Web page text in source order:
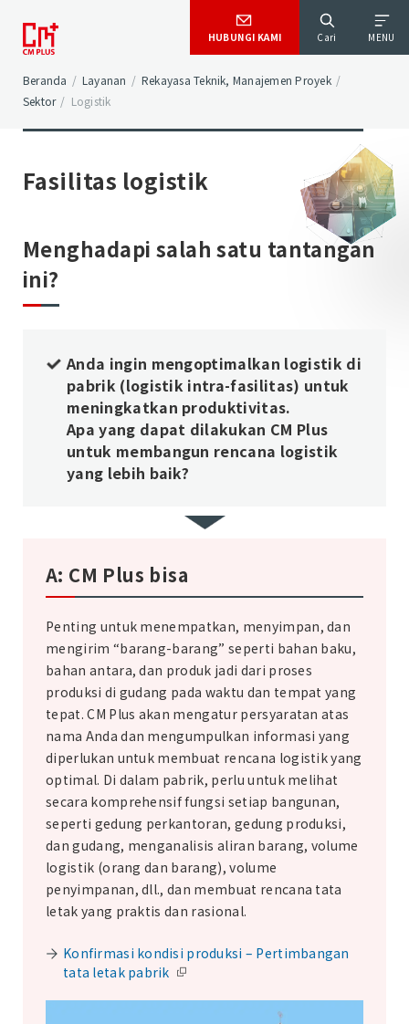
Cari MENU
HUBUNGI KAMI
Beranda / Layanan / Rekayasa Teknik, Manajemen Proyek /
Sektor / Logistik
Fasilitas logistik
Menghadapi salah satu tantangan
ini?
Anda ingin mengoptimalkan logistik di
pabrik (logistik intra-fasilitas) untuk
meningkatkan produktivitas.
Apa yang dapat dilakukan CM Plus
untuk membangun rencana logistik
yang lebih baik?
A: CM Plus bisa
Penting untuk menempatkan, menyimpan, dan
mengirim “barang-barang” seperti bahan baku,
bahan antara, dan produk jadi dari proses
produksi di gudang pada waktu dan tempat yang
tepat. CM Plus akan mengatur persyaratan atas
nama Anda dan mengumpulkan informasi yang
diperlukan untuk membuat rencana logistik yang
optimal. Di dalam pabrik, perlu untuk melihat
secara komprehensif fungsi setiap bangunan,
seperti gedung perkantoran, gedung produksi,
dan gudang, menganalisis aliran barang, volume
logistik (orang dan barang), volume
penyimpanan, dll., dan membuat rencana tata
letak yang praktis dan rasional.
Konfirmasi kondisi produksi – Pertimbangan
tata letak pabrik